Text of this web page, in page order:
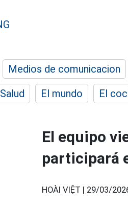
Medios de comunicacion
Salud El mundo El
El equipo
participará
HOÀI VIỆT | 29/03/